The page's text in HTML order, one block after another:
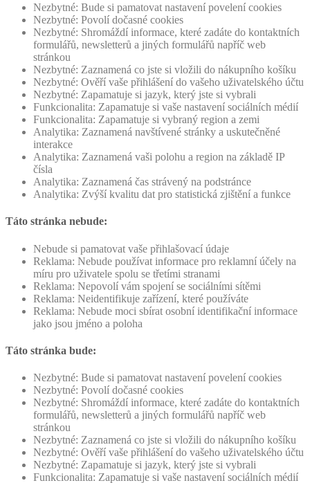
Nezbytné: Bude si pamatovat nastavení povelení cookies
Nezbytné: Povolí dočasné cookies
Nezbytné: Shromáždí informace, které zadáte do kontaktních
formulářů, newsletterů a jiných formulářů napříč web
stránkou
Nezbytné: Zaznamená co jste si vložili do nákupního košíku
Nezbytné: Ověří vaše přihlášení do vašeho uživatelského účtu
Nezbytné: Zapamatuje si jazyk, který jste si vybrali
Funkcionalita: Zapamatuje si vaše nastavení sociálních médií
Funkcionalita: Zapamatuje si vybraný region a zemi
Analytika: Zaznamená navštívené stránky a uskutečněné
interakce
Analytika: Zaznamená vaši polohu a region na základě IP
čísla
Analytika: Zaznamená čas strávený na podstránce
Analytika: Zvýší kvalitu dat pro statistická zjištění a funkce
Táto stránka nebude:
Nebude si pamatovat vaše přihlašovací údaje
Reklama: Nebude používat informace pro reklamní účely na
míru pro uživatele spolu se třetími stranami
Reklama: Nepovolí vám spojení se sociálními sítěmi
Reklama: Neidentifikuje zařízení, které používáte
Reklama: Nebude moci sbírat osobní identifikační informace
jako jsou jméno a poloha
Táto stránka bude:
Nezbytné: Bude si pamatovat nastavení povelení cookies
Nezbytné: Povolí dočasné cookies
Nezbytné: Shromáždí informace, které zadáte do kontaktních
formulářů, newsletterů a jiných formulářů napříč web
stránkou
Nezbytné: Zaznamená co jste si vložili do nákupního košíku
Nezbytné: Ověří vaše přihlášení do vašeho uživatelského účtu
Nezbytné: Zapamatuje si jazyk, který jste si vybrali
Funkcionalita: Zapamatuje si vaše nastavení sociálních médií